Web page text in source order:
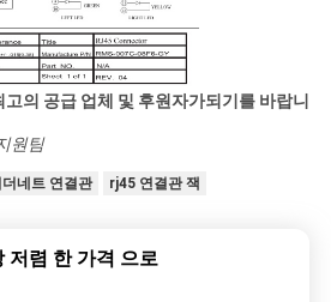
의 공급 업체 및 후원자가되기를 바랍니
원팀
네트 연결관 rj45 연결관 잭
저렴 한 가격 으로